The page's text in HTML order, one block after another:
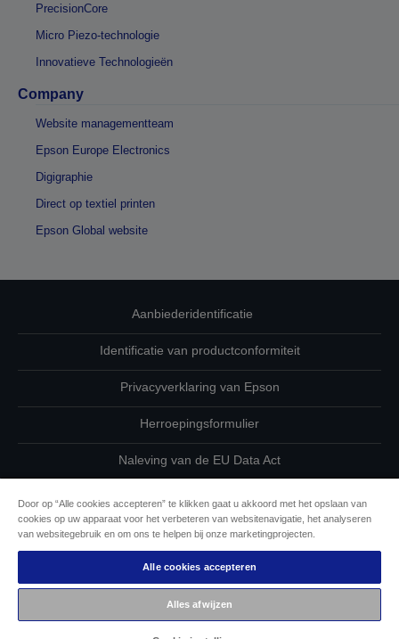
PrecisionCore
Micro Piezo-technologie
Innovatieve Technologieën
Company
Website managementteam
Epson Europe Electronics
Digigraphie
Direct op textiel printen
Epson Global website
Aanbiederidentificatie
Identificatie van productconformiteit
Privacyverklaring van Epson
Herroepingsformulier
Naleving van de EU Data Act
Cookie-informatie
De toewijding van Epson aan toegankelijkheid
Auteursrecht © 2026 Seiko Epson
Door op “Alle cookies accepteren” te klikken gaat u akkoord met het opslaan van
cookies op uw apparaat voor het verbeteren van websitenavigatie, het analyseren
van websitegebruik en om ons te helpen bij onze marketingprojecten.
Alle cookies accepteren
Alles afwijzen